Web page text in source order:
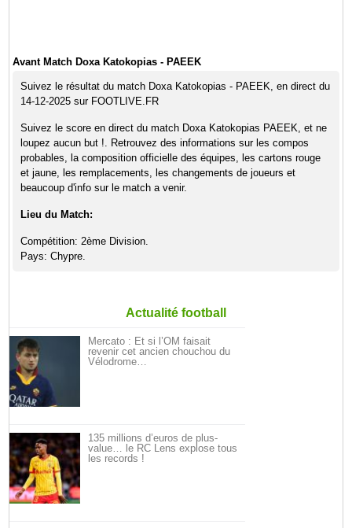
Avant Match Doxa Katokopias - PAEEK
Suivez le résultat du match Doxa Katokopias - PAEEK, en direct du
14-12-2025 sur FOOTLIVE.FR
Suivez le score en direct du match Doxa Katokopias PAEEK, et ne
loupez aucun but !. Retrouvez des informations sur les compos
probables, la composition officielle des équipes, les cartons rouge
et jaune, les remplacements, les changements de joueurs et
beaucoup d'info sur le match a venir.
Lieu du Match:
Compétition: 2ème Division.
Pays: Chypre.
Actualité football
Mercato : Et si l’OM faisait
revenir cet ancien chouchou du
Vélodrome…
135 millions d’euros de plus-
value… le RC Lens explose tous
les records !